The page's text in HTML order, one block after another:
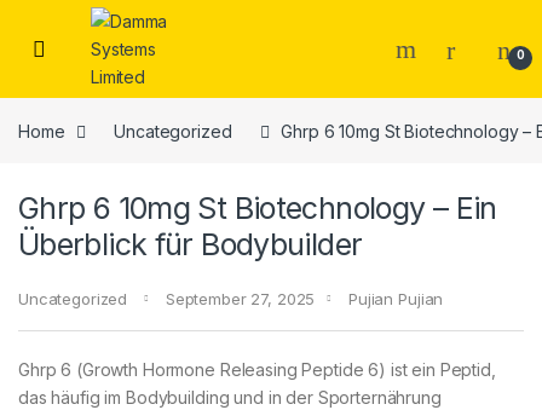
Skip to navigation
Skip to content
0
Home Uncategorized Ghrp 6 10mg St Biotechnology
Ghrp 6 10mg St Biotechnology – Ein
Überblick für Bodybuilder
Uncategorized September 27, 2025 Pujian Pujian
Ghrp 6 (Growth Hormone Releasing Peptide 6) ist ein Peptid,
das häufig im Bodybuilding und in der Sporternährung